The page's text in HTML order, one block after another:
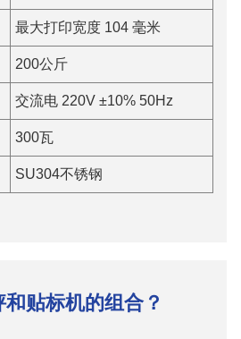
最大打印宽度 104 毫米
200公斤
交流电 220V ±10% 50Hz
300瓦
SU304不锈钢
贴标机的组合？